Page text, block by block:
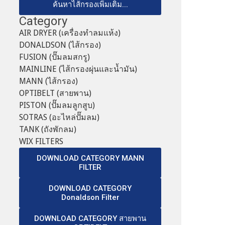
ค้นหาไส้กรองเพิ่มเติม...
Category
AIR DRYER (เครื่องทำลมแห้ง)
DONALDSON (ไส้กรอง)
FUSION (ปั๊มลมสกรู)
MAINLINE (ไส้กรองผุ่นและน้ำมัน)
MANN (ไส้กรอง)
OPTIBELT (สายพาน)
PISTON (ปั๊มลมลูกสูบ)
SOTRAS (อะไหล่ปั๊มลม)
TANK (ถังพักลม)
WIX FILTERS
DOWNLOAD CATEGORY MANN
FILTER
DOWNLOAD CATEGORY
Donaldson Filter
DOWNLOAD CATEGORY สายพาน